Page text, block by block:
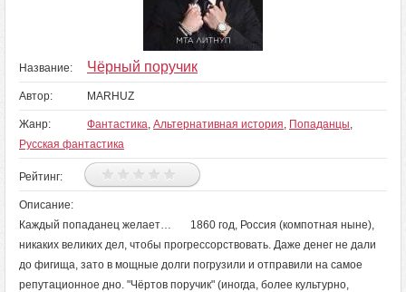
Название: Чёрный поручик
Автор: MARHUZ
Жанр: Фантастика, Альтернативная история, Попаданцы,
Русская фантастика
Рейтинг:
Описание:
Каждый попаданец желает… 1860 год, Россия (компотная ныне),
никаких великих дел, чтобы прогрессорствовать. Даже денег не дали
до фигища, зато в мощные долги погрузили и отправили на самое
репутационное дно. "Чёртов поручик" (иногда, более культурно,